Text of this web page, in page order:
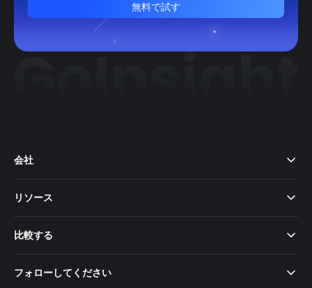
無料で試す
会社
リソース
比較する
フォローしてください